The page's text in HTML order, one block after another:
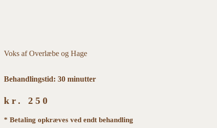
Voks af Overlæbe og Hage
Behandlingstid: 30 minutter
kr. 250
* Betaling opkræves ved endt behandling